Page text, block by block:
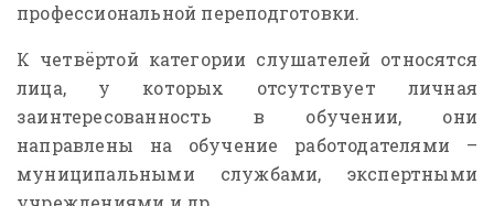
профессиональной переподготовки.
К четвёртой категории слушателей относятся
лица, у которых отсутствует личная
заинтересованность в обучении, они
направлены на обучение работодателями –
муниципальными службами, экспертными